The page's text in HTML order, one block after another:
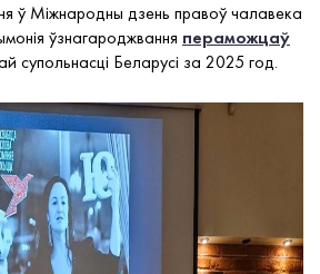
ў Міжнародны дзень правоў чалавека
ўзнагароджвання пераможцаў
супольнасці Беларусі за 2025 год.